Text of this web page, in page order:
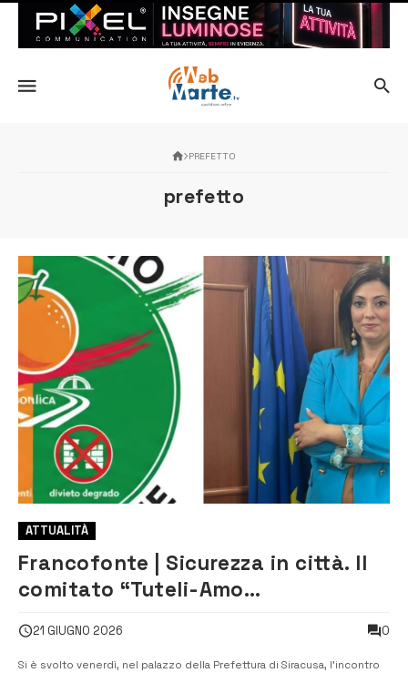
PREFETTO
prefetto
ATTUALITÀ
Francofonte | Sicurezza in città. Il
comitato “Tuteli-Amo
21 GIUGNO 2026 0
Si è svolto venerdì, nel palazzo della Prefettura di Siracusa, l’incontro